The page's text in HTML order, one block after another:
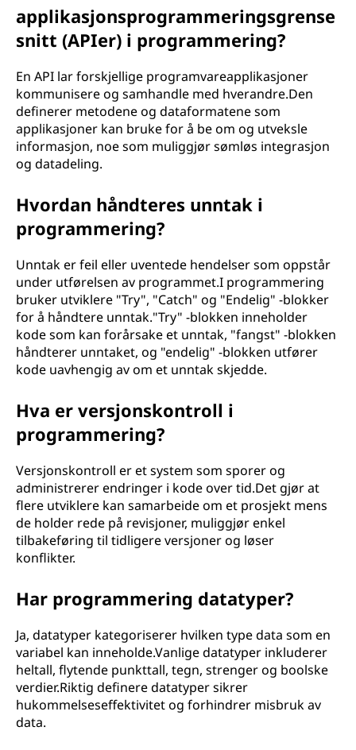
applikasjonsprogrammeringsgrense
snitt (APIer) i programmering?
En API lar forskjellige programvareapplikasjoner
kommunisere og samhandle med hverandre.Den
definerer metodene og dataformatene som
applikasjoner kan bruke for å be om og utveksle
informasjon, noe som muliggjør sømløs integrasjon
og datadeling.
Hvordan håndteres unntak i
programmering?
Unntak er feil eller uventede hendelser som oppstår
under utførelsen av programmet.I programmering
bruker utviklere "Try", "Catch" og "Endelig" -blokker
for å håndtere unntak."Try" -blokken inneholder
kode som kan forårsake et unntak, "fangst" -blokken
håndterer unntaket, og "endelig" -blokken utfører
kode uavhengig av om et unntak skjedde.
Hva er versjonskontroll i
programmering?
Versjonskontroll er et system som sporer og
administrerer endringer i kode over tid.Det gjør at
flere utviklere kan samarbeide om et prosjekt mens
de holder rede på revisjoner, muliggjør enkel
tilbakeføring til tidligere versjoner og løser
konflikter.
Har programmering datatyper?
Ja, datatyper kategoriserer hvilken type data som en
variabel kan inneholde.Vanlige datatyper inkluderer
heltall, flytende punkttall, tegn, strenger og boolske
verdier.Riktig definere datatyper sikrer
hukommelseseffektivitet og forhindrer misbruk av
data.